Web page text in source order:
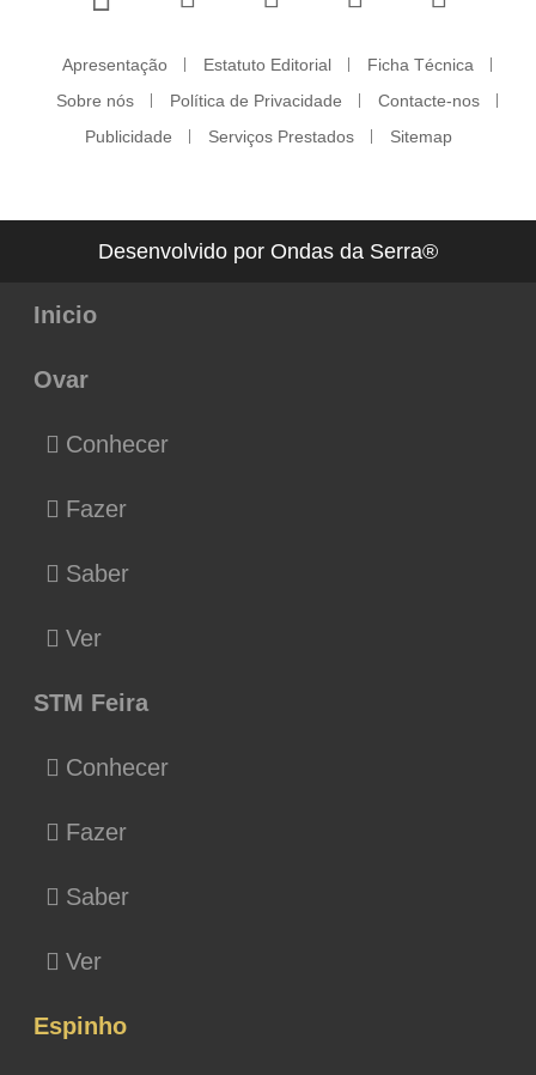
Apresentação Estatuto Editorial
Ficha Técnica
Sobre nós
Política de Privacidade
Contacte-nos
Publicidade
Serviços Prestados Sitemap
Desenvolvido por Ondas da Serra®
Inicio
Ovar
Conhecer
Fazer
Saber
Ver
STM Feira
Conhecer
Fazer
Saber
Ver
Espinho